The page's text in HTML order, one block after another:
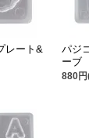
ート&
パジ
ーブ
880